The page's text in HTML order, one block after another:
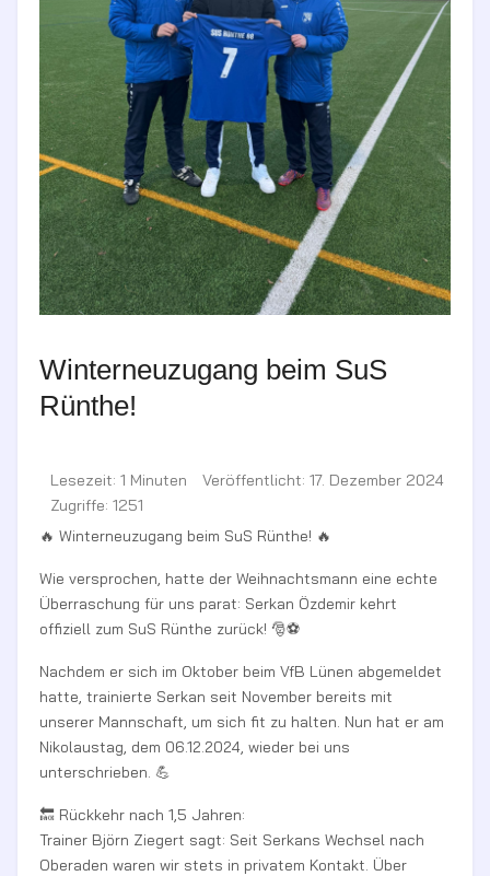
Winterneuzugang beim SuS
Rünthe!
Lesezeit: 1 Minuten
Veröffentlicht: 17. Dezember 2024
Zugriffe: 1251
🔥 Winterneuzugang beim SuS Rünthe! 🔥
Wie versprochen, hatte der Weihnachtsmann eine echte
Überraschung für uns parat: Serkan Özdemir kehrt
offiziell zum SuS Rünthe zurück! 🎅⚽️
Nachdem er sich im Oktober beim VfB Lünen abgemeldet
hatte, trainierte Serkan seit November bereits mit
unserer Mannschaft, um sich fit zu halten. Nun hat er am
Nikolaustag, dem 06.12.2024, wieder bei uns
unterschrieben. 💪
🔙 Rückkehr nach 1,5 Jahren:
Trainer Björn Ziegert sagt: Seit Serkans Wechsel nach
Oberaden waren wir stets in privatem Kontakt. Über